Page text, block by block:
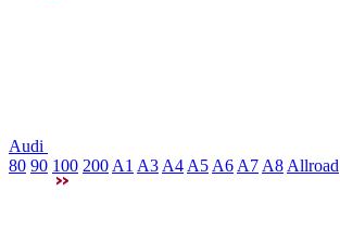
Audi
80 90 100 200 A1 A3 A4 A5 A6 A7 A8 Allroad